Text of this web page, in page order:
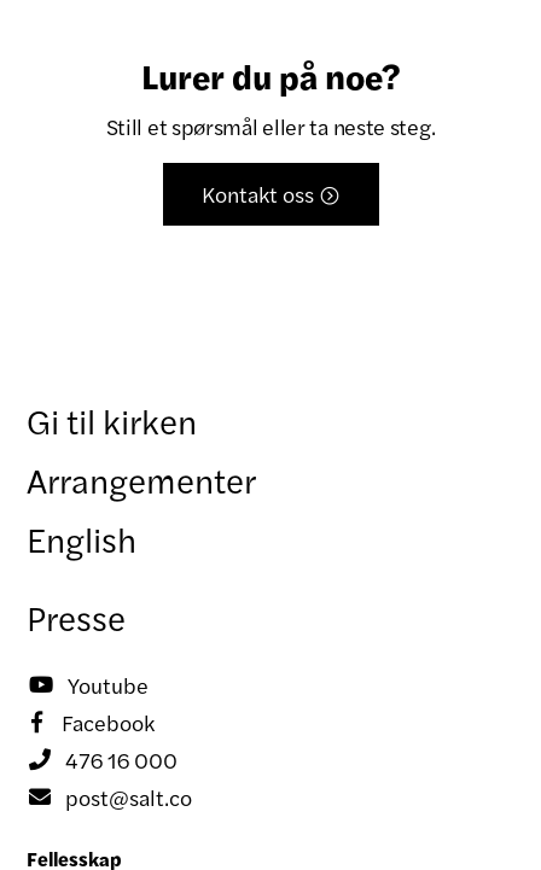
Lurer du på noe?
Still et spørsmål eller ta neste steg.
Kontakt oss 
Gi til kirken
Arrangementer
English
Presse
 Youtube
 Facebook
 476 16 000
 post@salt.co
Fellesskap